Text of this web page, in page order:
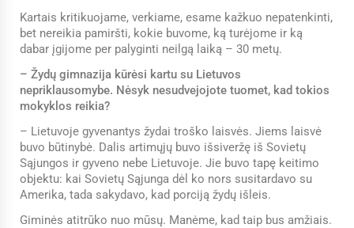
Kartais kritikuojame, verkiame, esame kažkuo nepatenkinti,
bet nereikia pamiršti, kokie buvome, ką turėjome ir ką
dabar įgijome per palyginti neilgą laiką – 30 metų.
– Žydų gimnazija kūrėsi kartu su Lietuvos
nepriklausomybe. Nėsyk nesudvejojote tuomet, kad tokios
mokyklos reikia?
– Lietuvoje gyvenantys žydai troško laisvės. Jiems laisvė
buvo būtinybė. Dalis artimųjų buvo išsiveržę iš Sovietų
Sąjungos ir gyveno nebe Lietuvoje. Jie buvo tapę keitimo
objektu: kai Sovietų Sąjunga dėl ko nors susitardavo su
Amerika, tada sakydavo, kad porciją žydų išleis.
Giminės atitrūko nuo mūsų. Manėme, kad taip bus amžiais.